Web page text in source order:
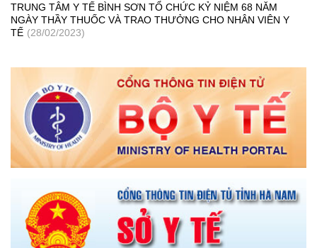
TRUNG TÂM Y TẾ BÌNH SƠN TỔ CHỨC KỶ NIỆM 68 NĂM
NGÀY THẦY THUỐC VÀ TRAO THƯỞNG CHO NHÂN VIÊN Y
TẾ (28/02/2023)